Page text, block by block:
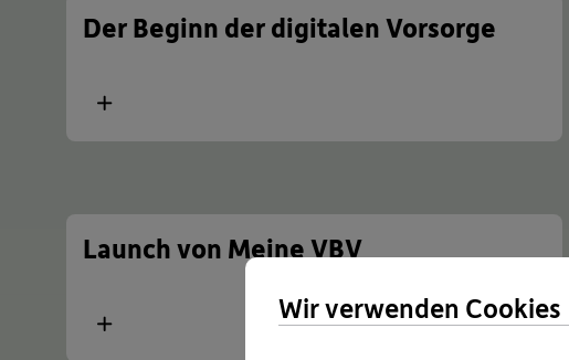
Der Beginn der digitalen Vorsorge
Mehr
Launch von Meine VBV
Mehr Wir verwenden Cookies